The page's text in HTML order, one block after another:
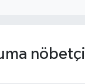
nöbetçi